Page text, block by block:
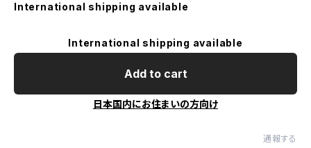
International shipping available
International shipping available
Add to cart
日本国内にお住まいの方向け
通報する